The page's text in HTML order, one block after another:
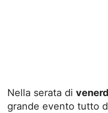
Nella serata di
grande evento tutto